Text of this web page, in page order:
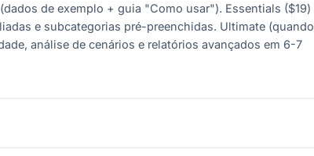
de exemplo + guia "Como usar"). Essentials ($19)
e subcategorias pré-preenchidas. Ultimate (quando
análise de cenários e relatórios avançados em 6-7